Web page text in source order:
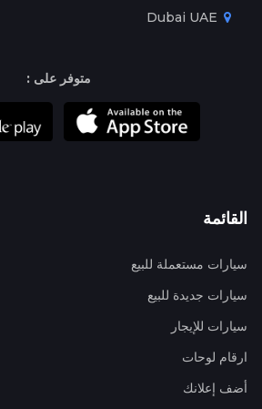
متوفر على :
القائمة
سيارات مستعملة للبيع
سيارات جديدة للبيع
سيارات للإيجار
ارقام لوحات
أضف إعلانك